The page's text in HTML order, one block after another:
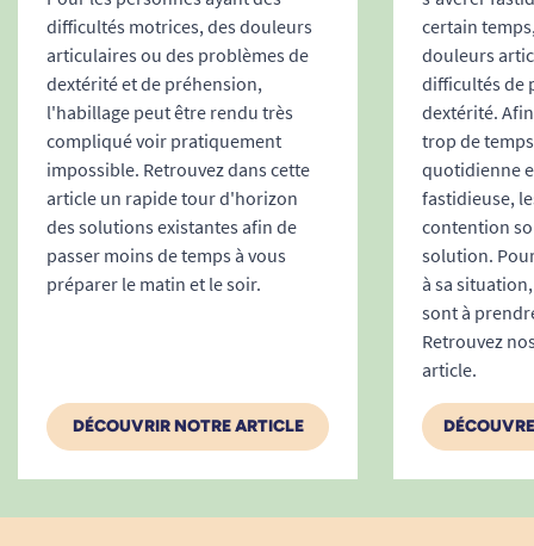
avis. Nous sommes désolés d'apprendre que ce produit
ne répond pas à vos attentes en termes de praticité.
Votre retour est précieux et nous aide à améliorer notre
offre. N’hésitez pas à nous faire part de vos suggestions
pour que nous puissions continuer à évoluer.
Cordialement, L’équipe Tousergo
Tous Ergo
1 2
difficultés motrices, des douleurs
articulaires ou des problèmes de
dextérité et de préhension,
l'habillage peut être rendu très
compliqué voir pratiquement
impossible. Retrouvez dans cette
article un rapide tour d'horizon
des solutions existantes afin de
passer moins de temps à vous
préparer le matin et le soir.
DÉCOUVRIR NOTRE ARTICLE
certain
douleurs
difficultés de
dextérité.
trop de
quotidienne
fastidieuse,
contention
solution.
à sa
sont à
Retrouvez
article.